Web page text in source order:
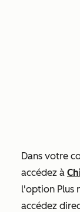
Dans votre
accédez à
l'option Plus
accédez